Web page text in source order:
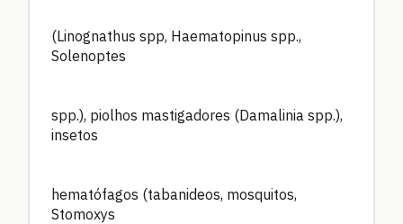
(Linognathus spp, Haematopinus spp.,
Solenoptes
spp.), piolhos mastigadores (Damalinia spp.),
insetos
hematófagos (tabanideos, mosquitos,
Stomoxys